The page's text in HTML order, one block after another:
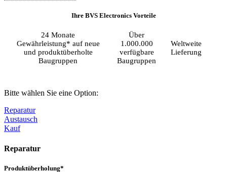
Ihre BVS Electronics Vorteile
24 Monate
Gewährleistung* auf neue
und produktüberholte
Baugruppen
Über
1.000.000
verfügbare
Baugruppen
Weltweite
Lieferung
Bitte wählen Sie eine Option:
Reparatur
Austausch
Kauf
Reparatur
Produktüberholung*